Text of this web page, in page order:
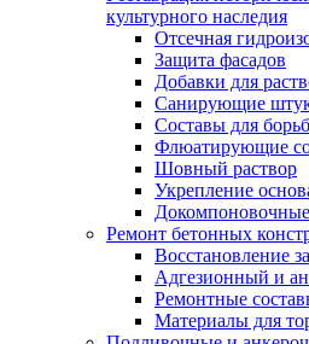
культурного наследия
Отсечная
Защита фасадов
Добавки для
Санирующие
Составы для
Флюатирующие
Шовный раствор
Укрепление
Ремонт бетонных
Восстановление
Адгезионный и
Ремонтные
Материалы для